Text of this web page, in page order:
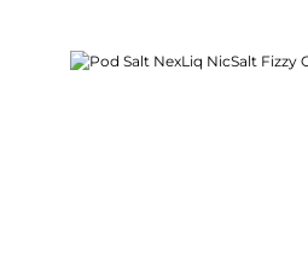
Bildergalerie überspringen